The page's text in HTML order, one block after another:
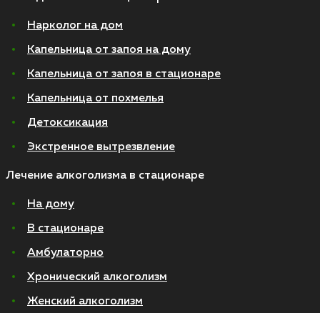
Нарколог на дом
Капельница от запоя на дому
Капельница от запоя в стационаре
Капельница от похмелья
Детоксикация
Экстренное вытрезвление
Лечение алкоголизма в стационаре
На дому
В стационаре
Амбулаторно
Хронический алкоголизм
Женский алкоголизм